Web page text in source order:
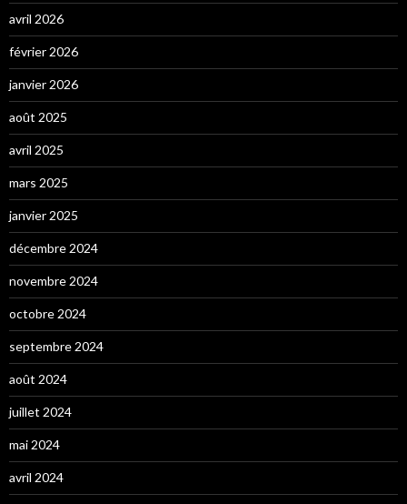
avril 2026
février 2026
janvier 2026
août 2025
avril 2025
mars 2025
janvier 2025
décembre 2024
novembre 2024
octobre 2024
septembre 2024
août 2024
juillet 2024
mai 2024
avril 2024